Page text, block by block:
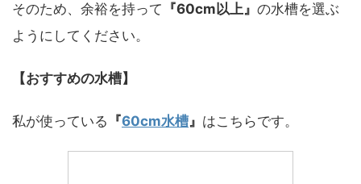
そのため、余裕を持って 『60cm以上』 の水槽を選ぶ
ようにしてください。
【おすすめの水槽】
私が使っている 『60cm水槽』 はこちらです。